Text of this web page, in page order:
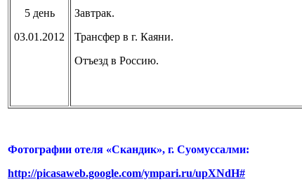
5 день
03.01.2012
Завтрак.
Трансфер в г. Каяни.
Отъезд в Россию.
Фотографии отеля «Скандик», г. Суомуссалми:
http://picasaweb.google.com/ympari.ru/upXNdH#